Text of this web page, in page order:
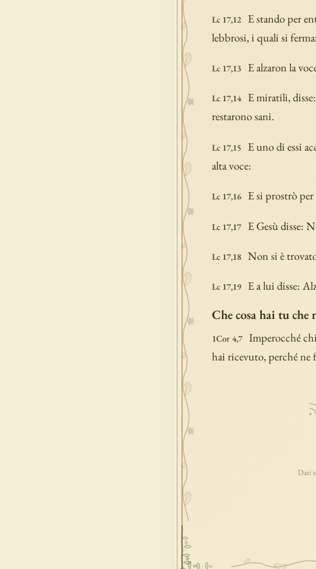
Lc 17,12
E stando per
lebbrosi, i quali si
Lc 17,13 E alzaron la
Lc 17,14
E miratili,
restarono sani.
Lc 17,15
E uno di essi
alta voce:
Lc 17,16 E si prostrò
Lc 17,17 E Gesù disse:
Lc 17,18 Non si è
Lc 17,19 E a lui disse:
Che cosa hai tu che
1Cor 4,7 Imperocché
hai ricevuto, perché ne
Dati